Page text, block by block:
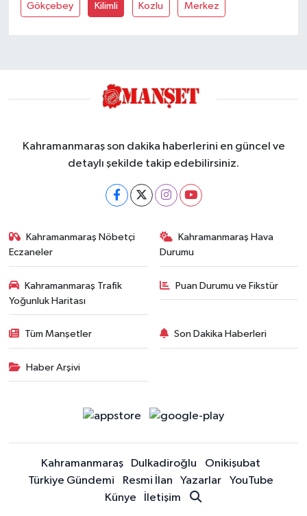
Gökçebey Kilimli Kozlu Merkez
Kahramanmaraş son dakika haberlerini en güncel ve
detaylı şekilde takip edebilirsiniz.
Kahramanmaraş Nöbetçi
Eczaneler
Kahramanmaraş Hava
Durumu
Kahramanmaraş Trafik
Yoğunluk Haritası
Puan Durumu ve Fikstür
Tüm Manşetler Son Dakika Haberleri
Haber Arşivi
Kahramanmaraş Dulkadiroğlu
Onikişubat
Türkiye Gündemi
Resmi İlan Yazarlar
YouTube
Künye
İletişim